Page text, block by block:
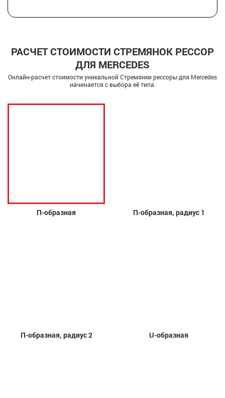
РАСЧЕТ СТОИМОСТИ СТРЕМЯНОК РЕССОР
ДЛЯ MERCEDES
Онлайн-расчет стоимости уникальной Стремянки рессоры для Mercedes
начинается с выбора её типа.
П-образная П-образная, радиус 1
П-образная, радиус 2 U-образная